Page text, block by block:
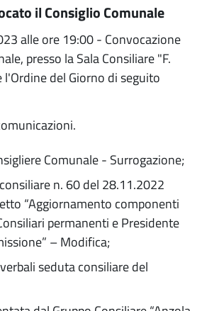
il Consiglio Comunale
alle ore 19:00 - Convocazione
presso la Sala Consiliare "F.
l'Ordine del Giorno di seguito
Comunale - Surrogazione;
n. 60 del 28.11.2022
“Aggiornamento componenti
permanenti e Presidente
– Modifica;
seduta consiliare del